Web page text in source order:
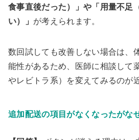
食事直後だった）」や「用量不足
い）」 が考えられます。
数回試しても改善しない場合は、
能性があるため、医師に相談して
やレビトラ系）を変えてみるのが
追加配送の項目がなくなったがな